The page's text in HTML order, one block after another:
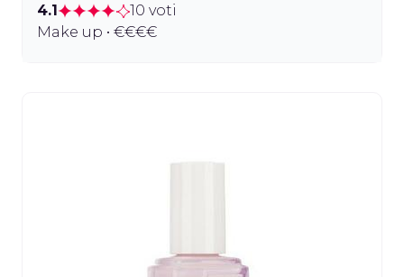
4.1
10 voti
Make up • €€€€